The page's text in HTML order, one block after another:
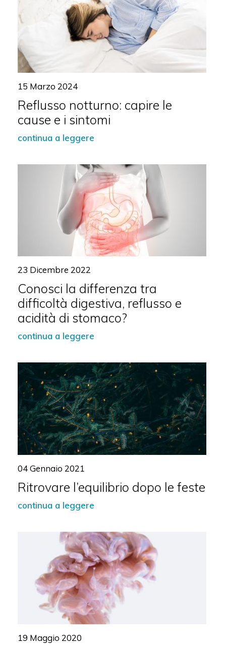
15 Marzo 2024
Reflusso notturno: capire le
cause e i sintomi
continua a leggere
23 Dicembre 2022
Conosci la differenza tra
difficoltà digestiva, reflusso e
acidità di stomaco?
continua a leggere
04 Gennaio 2021
Ritrovare l’equilibrio dopo le feste
continua a leggere
19 Maggio 2020